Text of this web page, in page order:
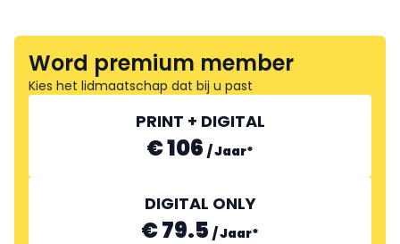
Word premium member
Kies het lidmaatschap dat bij u past
PRINT + DIGITAL
€ 106 /Jaar*
DIGITAL ONLY
€ 79.5 /Jaar*